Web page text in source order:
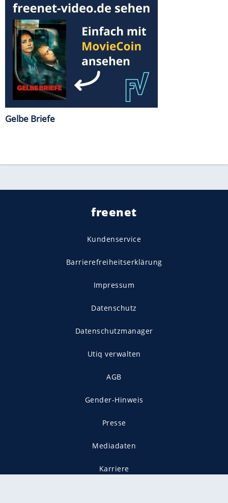
Gelbe Briefe
freenet
Kundenservice
Barrierefreiheitserklärung
Impressum
Datenschutz
Datenschutzmanager
Utiq verwalten
AGB
Gender-Hinweis
Presse
Mediadaten
Karriere